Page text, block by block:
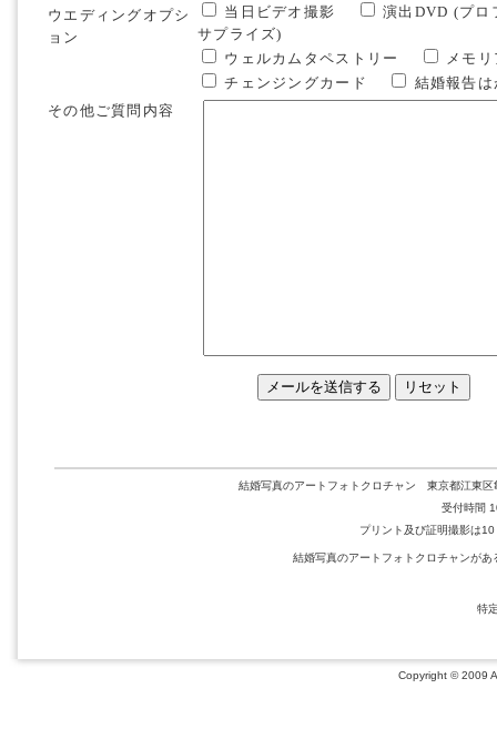
ウエディングオプシ
ョン
当日ビデオ撮影
演出DVD (プロ
サプライズ)
ウェルカムタペストリー
メモ
チェンジングカード
結婚報告
その他ご質問内容
結婚写真のアートフォトクロチャン 東京都江東
受付時間
プリント及び証明撮影は
結婚写真のアートフォトクロチャンが
特
Copyright © 2009